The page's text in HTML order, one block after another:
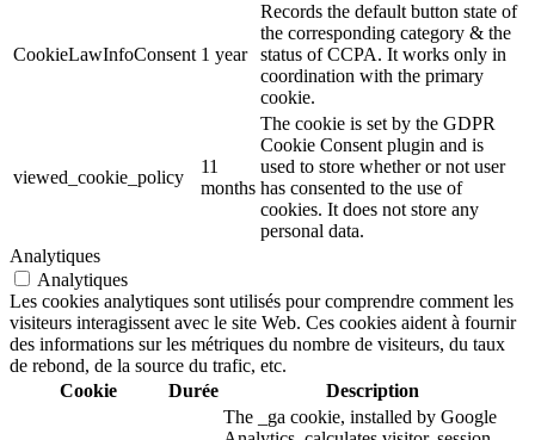
CookieLawInfoConsent 1 year
Records the default button state of
the corresponding category & the
status of CCPA. It works only in
coordination with the primary
cookie.
viewed_cookie_policy
11
months
The cookie is set by the GDPR
Cookie Consent plugin and is
used to store whether or not user
has consented to the use of
cookies. It does not store any
personal data.
Analytiques
Analytiques
Les cookies analytiques sont utilisés pour comprendre comment les
visiteurs interagissent avec le site Web. Ces cookies aident à fournir
des informations sur les métriques du nombre de visiteurs, du taux
de rebond, de la source du trafic, etc.
Cookie
Durée
Description
The _ga cookie, installed by Google